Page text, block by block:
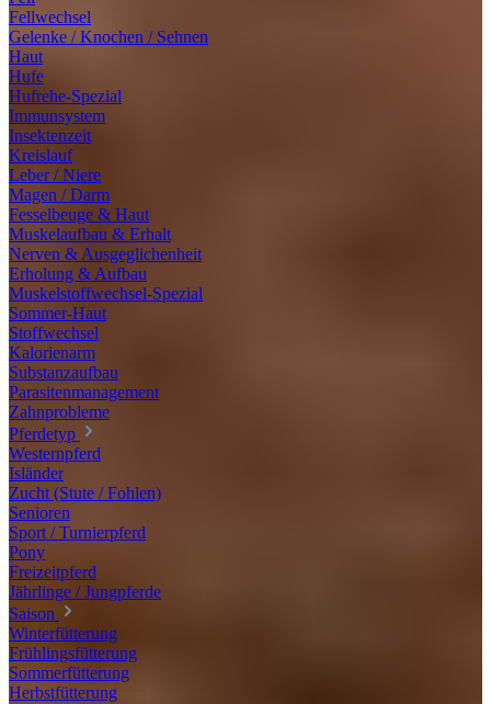
Fellwechsel
Gelenke / Knochen / Sehnen
Haut
Hufe
Hufrehe-Spezial
Immunsystem
Insektenzeit
Kreislauf
Leber / Niere
Magen / Darm
Fesselbeuge & Haut
Muskelaufbau & Erhalt
Nerven & Ausgeglichenheit
Erholung & Aufbau
Muskelstoffwechsel-Spezial
Sommer-Haut
Stoffwechsel
Kalorienarm
Substanzaufbau
Parasitenmanagement
Zahnprobleme
Pferdetyp
Westernpferd
Isländer
Zucht (Stute / Fohlen)
Senioren
Sport / Turnierpferd
Pony
Freizeitpferd
Jährlinge / Jungpferde
Saison
Winterfütterung
Frühlingsfütterung
Sommerfütterung
Herbstfütterung